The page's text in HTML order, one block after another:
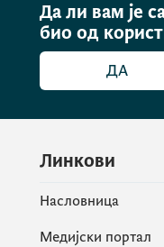
Да ли вам је
био од
ДА
Линкови
Насловница
Медијски портал